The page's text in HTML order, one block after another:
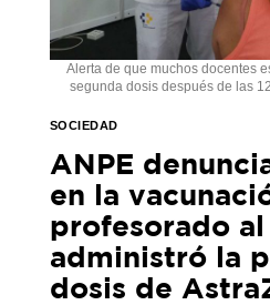
Alerta de que muchos docentes
segunda dosis después de las
SOCIEDAD
ANPE
en la
profesorado
administró la
dosis de